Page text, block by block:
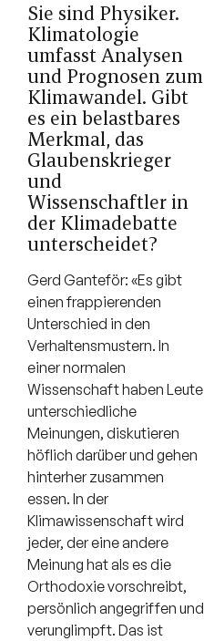
Sie sind Physiker.
Klimatologie
umfasst Analysen
und Prognosen zum
Klimawandel. Gibt
es ein belastbares
Merkmal, das
Glaubenskrieger
und
Wissenschaftler in
der Klimadebatte
unterscheidet?
Gerd Ganteför: «Es gibt
einen frappierenden
Unterschied in den
Verhaltensmustern. In
einer normalen
Wissenschaft haben Leute
unterschiedliche
Meinungen, diskutieren
höflich darüber und gehen
hinterher zusammen
essen. In der
Klimawissenschaft wird
jeder, der eine andere
Meinung hat als es die
Orthodoxie vorschreibt,
persönlich angegriffen und
verunglimpft. Das ist